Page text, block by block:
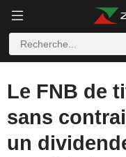
Le FNB de
sans
un